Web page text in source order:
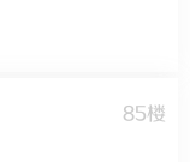
85楼